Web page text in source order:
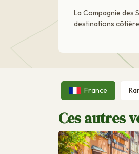
La Compagnie des
destinations
France
Ces autres